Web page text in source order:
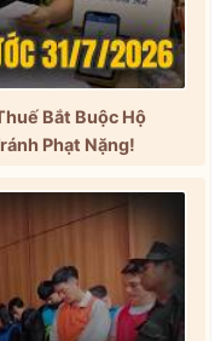
Bắt Buộc Hộ
Phạt Nặng!